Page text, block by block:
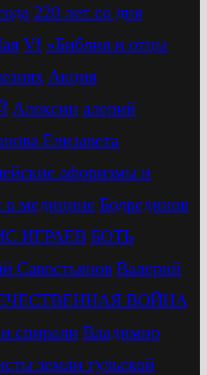
220 лет со дня
Vf »Библия и отцы
Акция
Алексин алерий
Елизавета
афоризмы и
о медицине Бодрединов
ИГРАЕВ БОТЬ
Савостьянов Валерий
ВОЙНА
спирали Владимир
земли тульской